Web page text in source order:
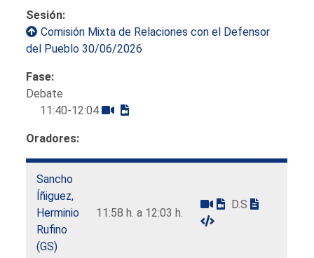
Sesión:
Comisión Mixta de Relaciones con el Defensor
del Pueblo 30/06/2026
Fase:
Debate
11:40-12:04
Oradores:
Sancho
Íñiguez,
Herminio
Rufino
(GS)
11:58 h. a 12:03 h.
D.S